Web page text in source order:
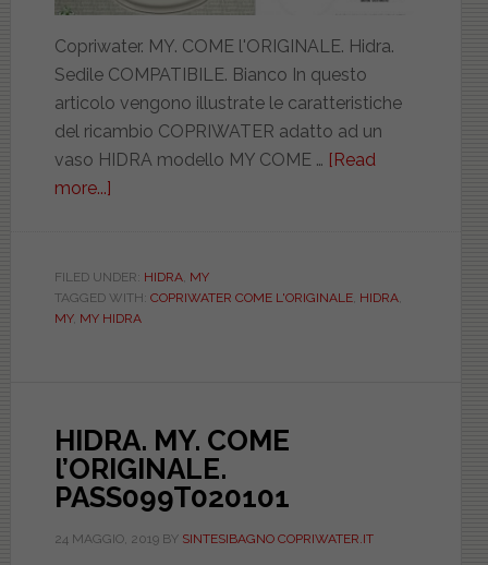
Copriwater. MY. COME l'ORIGINALE. Hidra.
Sedile COMPATIBILE. Bianco In questo
articolo vengono illustrate le caratteristiche
del ricambio COPRIWATER adatto ad un
vaso HIDRA modello MY COME … [Read
more...]
COME
l’ORIGINALE.
PASS099T010101
FILED UNDER: HIDRA, MY
TAGGED WITH: COPRIWATER COME L'ORIGINALE, HIDRA,
MY, MY HIDRA
HIDRA. MY. COME
l’ORIGINALE.
PASS099T020101
24 MAGGIO, 2019BY SINTESIBAGNO COPRIWATER.IT